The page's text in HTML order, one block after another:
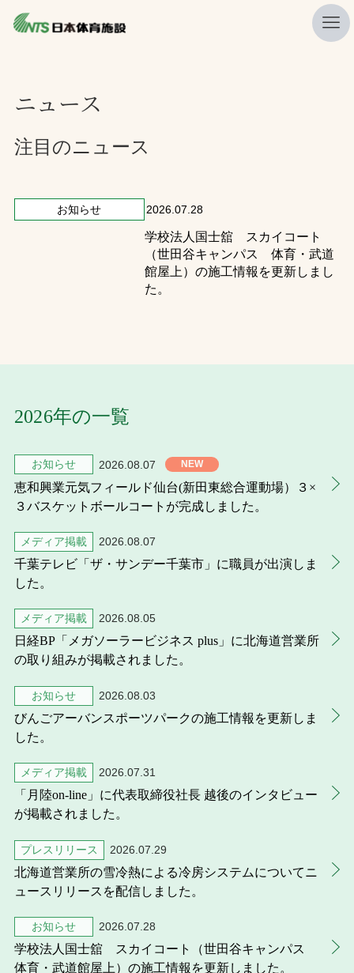
ニュース
プレスリリース
製品・サービス一覧
お取引先の皆様へ
プライバシーポリシー
ソーシャルメディアポリシー
文字の見えづらさや操作にお困りの方へ
ニュース
注目のニュース
お知らせ 2026.07.28
学校法人国士舘 スカイコート
（世田谷キャンパス 体育・武道
館屋上）の施工情報を更新しまし
た。
2026年の一覧
2026.08.07
お知らせ
恵和興業元気フィールド仙台(新田東総合運動場）３×
３バスケットボールコートが完成しました。
2026.08.07
メディア掲載
千葉テレビ「ザ・サンデー千葉市」に職員が出演しま
した。
2026.08.05
メディア掲載
日経BP「メガソーラービジネス plus」に北海道営業所
の取り組みが掲載されました。
2026.08.03
お知らせ
びんごアーバンスポーツパークの施工情報を更新しま
した。
2026.07.31
メディア掲載
「月陸on-line」に代表取締役社長 越後のインタビュー
が掲載されました。
2026.07.29
プレスリリース
北海道営業所の雪冷熱による冷房システムについてニ
ュースリリースを配信しました。
2026.07.28
お知らせ
学校法人国士舘 スカイコート（世田谷キャンパス
体育・武道館屋上）の施工情報を更新しました。